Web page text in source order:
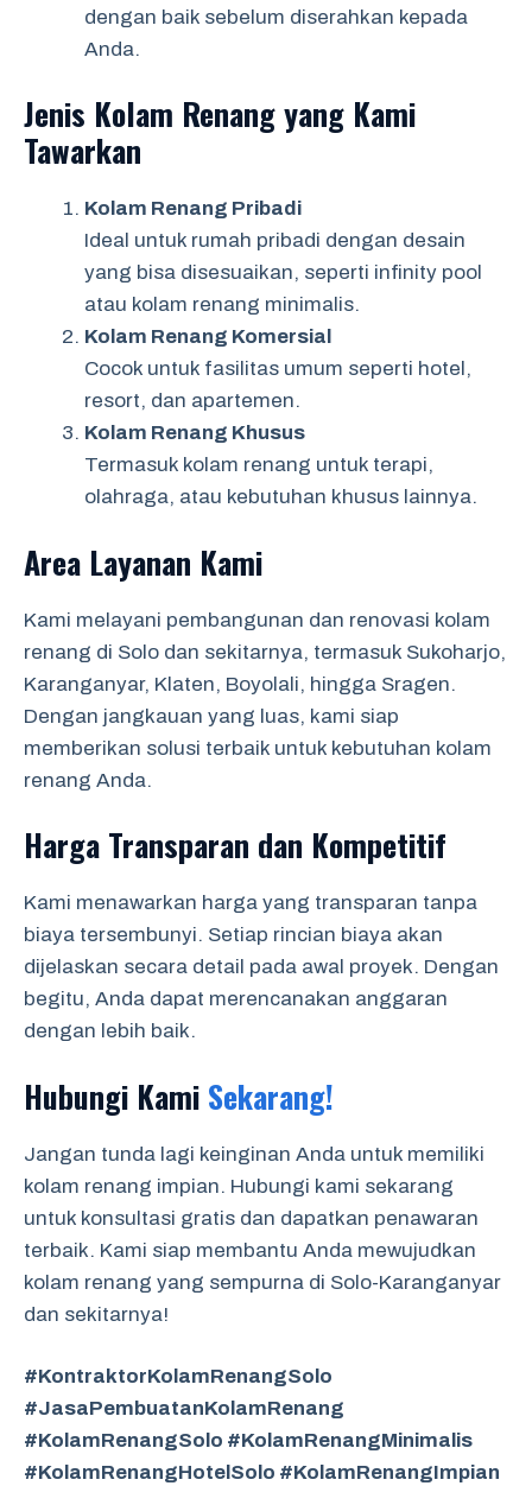
dengan baik sebelum diserahkan kepada
Anda.
Jenis Kolam Renang yang Kami
Tawarkan
Kolam Renang Pribadi
Ideal untuk rumah pribadi dengan desain
yang bisa disesuaikan, seperti infinity pool
atau kolam renang minimalis.
Kolam Renang Komersial
Cocok untuk fasilitas umum seperti hotel,
resort, dan apartemen.
Kolam Renang Khusus
Termasuk kolam renang untuk terapi,
olahraga, atau kebutuhan khusus lainnya.
Area Layanan Kami
Kami melayani pembangunan dan renovasi kolam
renang di Solo dan sekitarnya, termasuk Sukoharjo,
Karanganyar, Klaten, Boyolali, hingga Sragen.
Dengan jangkauan yang luas, kami siap
memberikan solusi terbaik untuk kebutuhan kolam
renang Anda.
Harga Transparan dan Kompetitif
Kami menawarkan harga yang transparan tanpa
biaya tersembunyi. Setiap rincian biaya akan
dijelaskan secara detail pada awal proyek. Dengan
begitu, Anda dapat merencanakan anggaran
dengan lebih baik.
Hubungi Kami Sekarang!
Jangan tunda lagi keinginan Anda untuk memiliki
kolam renang impian. Hubungi kami sekarang
untuk konsultasi gratis dan dapatkan penawaran
terbaik. Kami siap membantu Anda mewujudkan
kolam renang yang sempurna di Solo-Karanganyar
dan sekitarnya!
#KontraktorKolamRenangSolo
#JasaPembuatanKolamRenang
#KolamRenangSolo #KolamRenangMinimalis
#KolamRenangHotelSolo #KolamRenangImpian